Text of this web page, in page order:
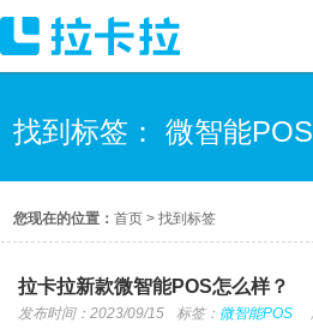
找到标签： 微智能POS
您现在的位置：首页 >找到标签
拉卡拉新款微智能POS怎么样？
发布时间：2023/09/15 标签： 微智能POS